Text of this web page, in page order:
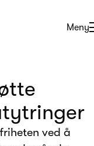
Åpne
Meny
ved å